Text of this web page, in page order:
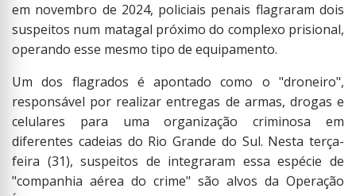
em novembro de 2024, policiais penais flagraram dois
suspeitos num matagal próximo do complexo prisional,
operando esse mesmo tipo de equipamento.
Um dos flagrados é apontado como o "droneiro",
responsável por realizar entregas de armas, drogas e
celulares para uma organização criminosa em
diferentes cadeias do Rio Grande do Sul. Nesta terça-
feira (31), suspeitos de integraram essa espécie de
"companhia aérea do crime" são alvos da Operação